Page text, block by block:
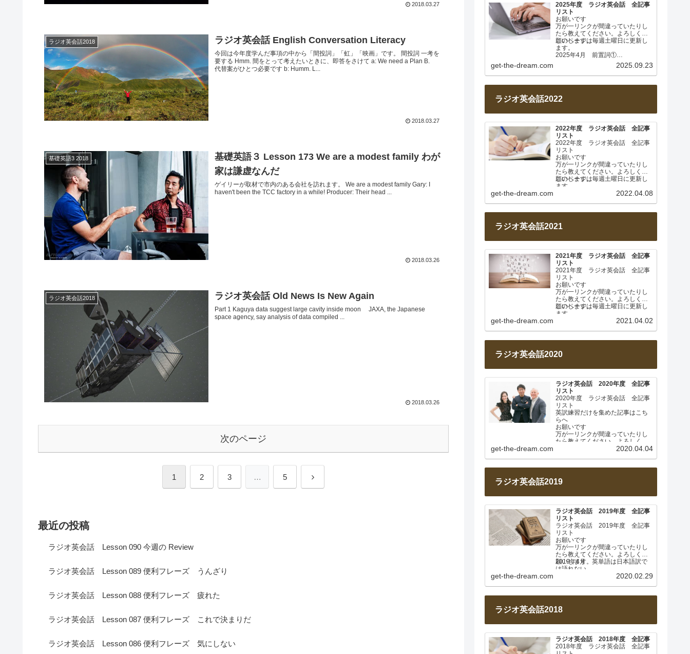
2018.03.27
ラジオ英会話2018 ラジオ英会話 English Conversation Literacy
今回は今年度学んだ事項の中から「間投詞」「虹」「映画」です。 間投詞 一考を
要する Hmm. 間をとって考えたいときに、即答をさけて a: We need a Plan B.
代替案がひとつ必要です b: Humm. L...
2018.03.27
基礎英語3 2018
基礎英語３ Lesson 173 We are a modest family わが
家は謙虚なんだ
ゲイリーが取材で市内のある会社を訪れます。 We are a modest family Gary: I
haven't been the TCC factory in a while! Producer: Their head ...
2018.03.26
ラジオ英会話2018 ラジオ英会話 Old News Is New Again
Part 1 Kaguya data suggest large cavity inside moon JAXA, the Japanese
space agency, say analysis of data compiled ...
2018.03.26
次のページ
1 2 3 … 5
最近の投稿
ラジオ英会話 Lesson 090 今週の Review
ラジオ英会話 Lesson 089 便利フレーズ うんざり
ラジオ英会話 Lesson 088 便利フレーズ 疲れた
ラジオ英会話 Lesson 087 便利フレーズ これで決まりだ
ラジオ英会話 Lesson 086 便利フレーズ 気にしない
2025年度 ラジオ英会話 全記事
リスト
お願いです
万が一リンクが間違っていたりし
たら教えてください。よろしくお
願いします。
このページは毎週土曜日に更新し
ます。
2025年4月 前置詞①
Lesson 001 前置詞about
get-the-dream.com 2025.09.23
ラジオ英会話2022
2022年度 ラジオ英会話 全記事
リスト
2022年度 ラジオ英会話 全記事
リスト
お願いです
万が一リンクが間違っていたりし
たら教えてください。よろしくお
願いします。
このページは毎週土曜日に更新し
ます。
2022年4月 基本動詞① 日…
get-the-dream.com 2022.04.08
ラジオ英会話2021
2021年度 ラジオ英会話 全記事
リスト
2021年度 ラジオ英会話 全記事
リスト
お願いです
万が一リンクが間違っていたりし
たら教えてください。よろしくお
願いします。
このページは毎週土曜日に更新し
ます。
2021年4月 なぜ日本人は英…
get-the-dream.com 2021.04.02
ラジオ英会話2020
ラジオ英会話 2020年度 全記事
リスト
2020年度 ラジオ英会話 全記事
リスト
英訳練習だけを集めた記事はこち
らへ
お願いです
万が一リンクが間違っていたりし
たら教えてください。よろしくお
このページは毎週土曜日に更新し
get-the-dream.com 2020.04.04
ラジオ英会話2019
ラジオ英会話 2019年度 全記事
リスト
ラジオ英会話 2019年度 全記事
リスト
お願いです
万が一リンクが間違っていたりし
たら教えてください。よろしくお
願いします。
2019年4月 英単語は日本語訳で
は語れない
get-the-dream.com 2020.02.29
ラジオ英会話2018
ラジオ英会話 2018年度 全記事
2018年度 ラジオ英会話 全記事